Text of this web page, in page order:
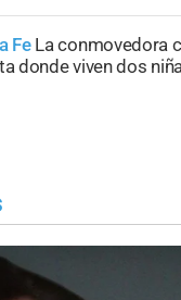
Fe La conmovedora
donde viven dos